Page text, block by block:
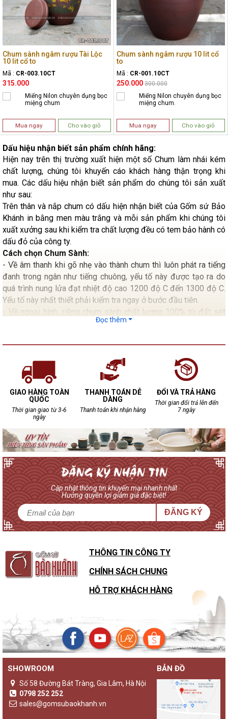
Chum sành ngâm rượu Tài Lộc
10 lit cổ to
Mã : CR-003.10CT
315.000
Miếng Nilon chuyên dụng bọc
miệng chum
Mua ngay Cho vào giỏ
Chum sành ngâm rượu 10 lit cổ
to
Mã : CR-001.10CT
250.000 300.000
Miếng Nilon chuyên dụng bọc
miệng chum.
Mua ngay Cho vào giỏ
Dấu hiệu nhận biết sản phẩm chính hãng:
Hiện nay trên thị trường xuất hiện một số Chum làm nhái kém
chất lượng, chúng tôi khuyến cáo khách hàng thận trọng khi
mua. Các dấu hiệu nhận biết sản phẩm do chúng tôi sản xuất
như sau:
Trên thân và nắp chum có dấu hiện nhận biết của Gốm sứ Bảo
Khánh in bằng men màu trắng và mỗi sản phẩm khi chúng tôi
xuất xưởng sau khi kiểm tra chất lượng đều có tem bảo hành có
dấu đỏ của công ty.
Cách chọn Chum Sành:
- Về âm thanh khi gõ nhẹ vào thành chum thì luôn phát ra tiếng
đanh trong ngân như tiếng chuông, yếu tố này được tạo ra do
quá trình nung lửa đạt nhiệt độ cao 1200 độ C đến 1300 độ C.
Yếu tố này nhất thiết phải kiểm tra ngay ở bước đầu tiên.
- Về ngoại hình, riêng chum sành chất lượng 100% từ đất sét
chum không bao giờ đạt tới độ bóng bẩy như các loại chum
- Kiểm tra mặt trong lẫn mặt ngoài của chum không xuất hiện
những dấu rạn nứt.
- Mặt trong nếu có Gồ ghề chấp nhận được do đặc tính sản
xuất thủ công cho nên 100 chum đều không giống nhau.
Đọc thêm
GIAO HÀNG TOÀN
QUỐC
Thời gian giao từ 3-6
ngày
THANH TOÁN DỄ
DÀNG
Thanh toán khi nhận hàng
ĐỔI VÀ TRẢ HÀNG
Thời gian đổi trả lên đến
7 ngày
Cập nhật thông tin khuyến mại nhanh nhất
Hưởng quyền lợi giảm giá đặc biệt!
ĐĂNG KÝ
THÔNG TIN CÔNG TY
CHÍNH SÁCH CHUNG
HỖ TRỢ KHÁCH HÀNG
SHOWROOM
Số 58 Đường Bát Tràng, Gia Lâm, Hà Nội
0798 252 252
sales@gomsubaokhanh.vn
BẢN ĐỒ